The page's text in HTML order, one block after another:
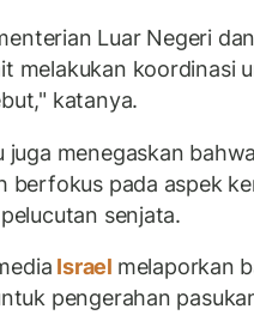
Luar Negeri
melakukan koordinasi
katanya.
juga menegaskan
berfokus pada aspek
senjata.
Israel melaporkan
pengerahan